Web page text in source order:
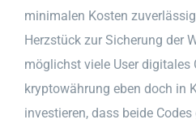
minimalen Kosten
Herzstück zur Sicherung der
möglichst viele User digitales
kryptowährung eben doch in
investieren, dass beide